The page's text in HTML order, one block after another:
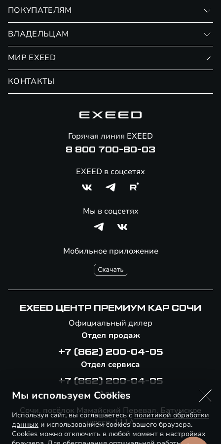
ПОКУПАТЕЛЯМ
Страхование
ВЛАДЕЛЬЦАМ
Сервис
Помощь на дорогах
МИР EXEED
КОНТАКТЫ
Мобильное приложение
Горячая линия EXEED
8 800 700-80-03
EXEED в соцсетях
Мы в соцсетях
EXEED ЦЕНТР ПРЕМИУМ КАР СОЧИ
Официальный дилер
Отдел продаж
+7 (862) 200-04-05
Отдел сервиса
+7 (862) 200-04-05
Адрес
Сочи, посёлок Мамайский Перевал, Батумское
шоссе, 111А
Мы используем Cookies
Используя сайт, вы соглашаетесь сполитикой обработки
данных и использованием cookies вашего браузера.
Cookies можно отключить в любой момент в настройках